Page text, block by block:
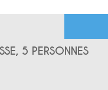
5 PERSONNES